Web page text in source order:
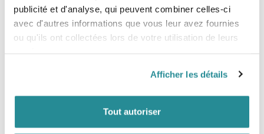
publicité et d'analyse, qui peuvent combiner celles-ci
avec d'autres informations que vous leur avez fournies
ou qu'ils ont collectées lors de votre utilisation de leurs
Afficher les détails
Tout autoriser